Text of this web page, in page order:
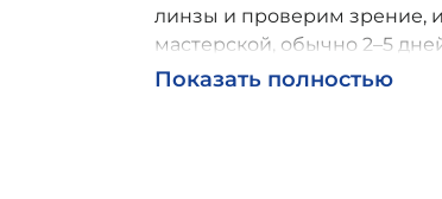
линзы и проверим зрение,
мастерской, обычно 2–5
Возможна доставка по
Показать полностью